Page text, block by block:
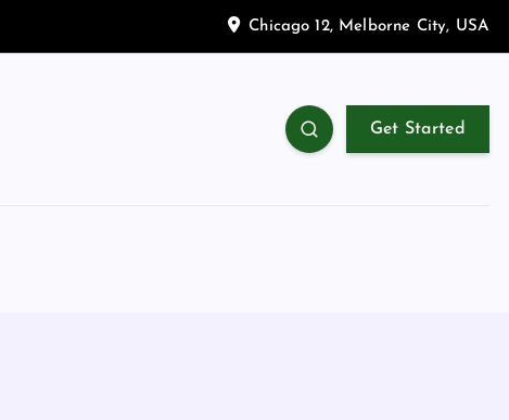
Chicago 12, Melborne City, USA
Get Started